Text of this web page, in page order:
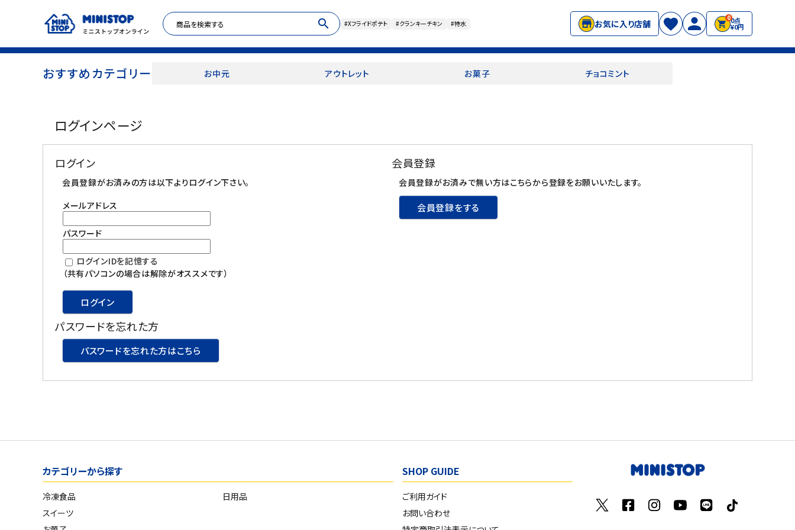
search #Xフライドポテト #クランキーチキン #特水 お気に入り店舗
00点
¥0円
おすすめカテゴリー お中元 アウトレット お菓子 チョコミント
ログイン person 新規登録
カテゴリから探す
冷凍食品
スイーツ
日用品
セール
フードロス
ペット用品
ログインページ
ログイン
会員登録がお済みの方は以下よりログイン下さい。
メールアドレス
パスワード
ログインIDを記憶する
（共有パソコンの場合は解除がオススメです）
ログイン
パスワードを忘れた方
パスワードを忘れた方はこちら
会員登録
会員登録がお済みで無い方はこちらから登録をお願いいたします。
会員登録をする
カテゴリーから探す
冷凍食品
スイーツ
日用品
SHOP GUIDE
ご利用ガイド
お問い合わせ